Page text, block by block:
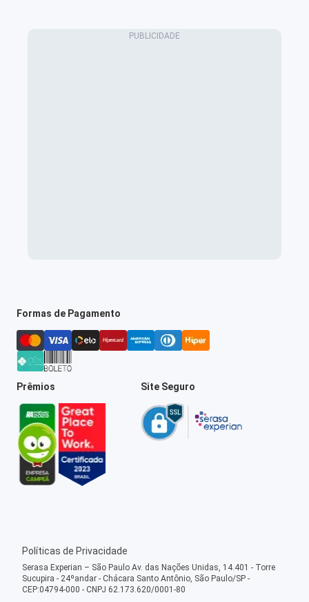
Formas de Pagamento
Prêmios Site Seguro
Políticas de Privacidade
Serasa Experian – São Paulo Av. das Nações Unidas, 14.401 - Torre
Sucupira - 24ºandar - Chácara Santo Antônio, São Paulo/SP -
CEP:04794-000 - CNPJ 62.173.620/0001-80